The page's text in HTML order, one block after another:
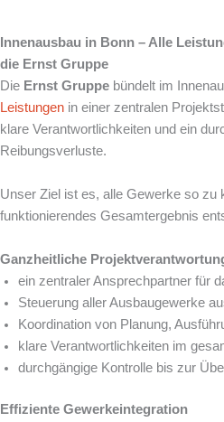
Innenausbau in Bonn – Alle
die Ernst Gruppe
Die Ernst Gruppe bündelt im
Leistungen in einer zentralen
klare Verantwortlichkeiten und ein
Reibungsverluste.
Unser Ziel ist es, alle Gewerke so zu
funktionierendes Gesamtergebnis
Ganzheitliche
ein zentraler Ansprechpartner für
Steuerung aller Ausbaugewerke
Koordination von Planung,
klare Verantwortlichkeiten im
durchgängige Kontrolle bis zur
Effiziente Gewerkeintegration